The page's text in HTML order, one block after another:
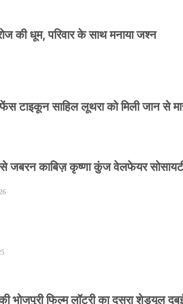
की धूम, परिवार के साथ मनाया जश्न
टाइकून साहिल लूथरा को मिली जान से
से जबरन काबिज़ कृष्णा कुंज वेलफेयर
की भोजपुरी फिल्म लॉटरी का दूसरा शेड्यूल